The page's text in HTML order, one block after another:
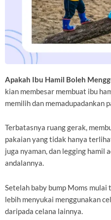
Apakah Ibu Hamil Boleh
kian membesar membuat ibu
memilih dan memadupadankan
Terbatasnya ruang gerak,
pakaian yang tidak hanya
juga nyaman, dan legging hamil
andalannya.
Setelah baby bump Moms
lebih menyukai menggunakan
daripada celana lainnya.